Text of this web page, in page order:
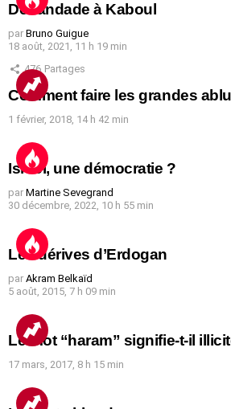
Débandade à Kaboul
par Bruno Guigue
18 août, 2021, 11 h 19 min
476 Partages
Comment faire les grandes
1 février, 2018, 14 h 42 min
Israël, une démocratie ?
par Martine Sevegrand
30 décembre, 2022, 10 h 55 min
Les dérives d’Erdogan
par Akram Belkaïd
5 août, 2015, 7 h 09 min
Le mot “haram” signifie-t-il
17 mars, 2017, 8 h 15 min